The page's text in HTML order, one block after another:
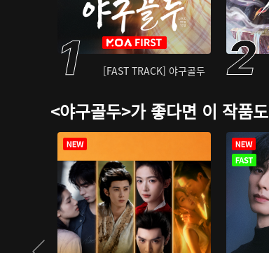
[FAST TRACK] 야구골두
<야구골두>가 좋다면 이 작품도